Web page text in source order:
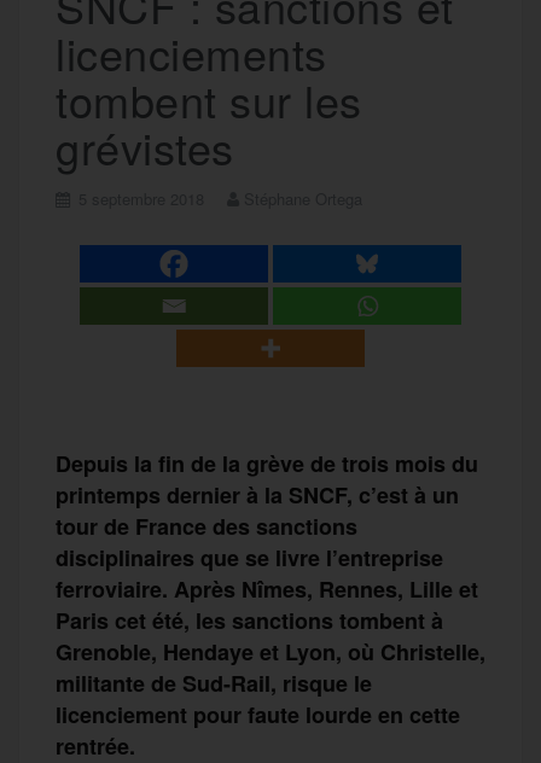
licenciements
tombent sur les
grévistes
Depuis la fin de la grève de trois mois du
printemps dernier à la SNCF, c’est à un
tour de France des sanctions
disciplinaires que se livre l’entreprise
ferroviaire. Après Nîmes, Rennes, Lille et
Paris cet été, les sanctions tombent à
Grenoble, Hendaye et Lyon, où Christelle,
militante de Sud-Rail, risque le
licenciement pour faute lourde en cette
rentrée.